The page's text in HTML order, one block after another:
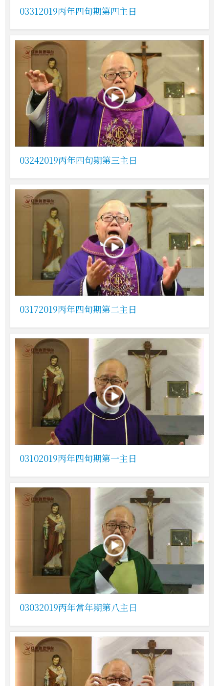
03312019丙年四旬期第四主日
03242019丙年四旬期第三主日
03172019丙年四旬期第二主日
03102019丙年四旬期第一主日
03032019丙年常年期第八主日